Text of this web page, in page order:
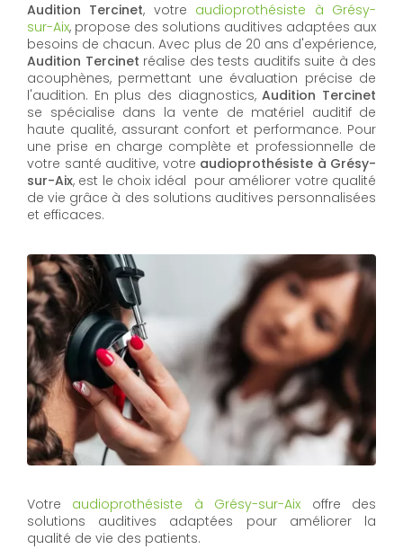
Audition Tercinet, votre audioprothésiste à Grésy-
sur-Aix, propose des solutions auditives adaptées aux
besoins de chacun. Avec plus de 20 ans d'expérience,
Audition Tercinet réalise des tests auditifs suite à des
acouphènes, permettant une évaluation précise de
l'audition. En plus des diagnostics,Audition Tercinet
se spécialise dans la vente de matériel auditif de
haute qualité, assurant confort et performance. Pour
une prise en charge complète et professionnelle de
votre santé auditive, votre audioprothésiste à Grésy-
sur-Aix, est le choix idéal pour améliorer votre qualité
de vie grâce à des solutions auditives personnalisées
et efficaces.
Votre audioprothésiste à Grésy-sur-Aix offre des
solutions auditives adaptées pour améliorer la
qualité de vie des patients.